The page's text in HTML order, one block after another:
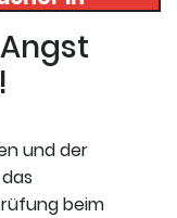
Hier
und der
beim